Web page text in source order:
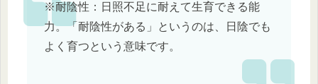
※耐陰性：日照不足に耐えて生育できる能
力。「耐陰性がある」というのは、日陰でも
よく育つという意味です。